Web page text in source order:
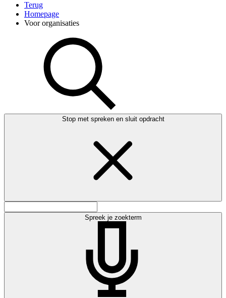
Terug
Homepage
Voor organisaties
Stop met spreken en sluit opdracht
Spreek je zoekterm